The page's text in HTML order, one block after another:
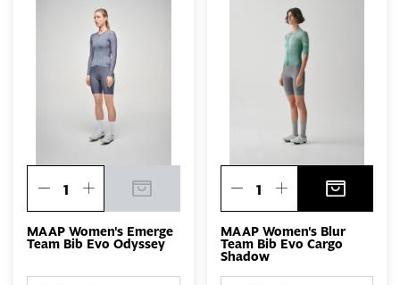
MAAP Women's Emerge
Team Bib Evo Odyssey
MAAP Women's Blur
Team Bib Evo Cargo
Shadow